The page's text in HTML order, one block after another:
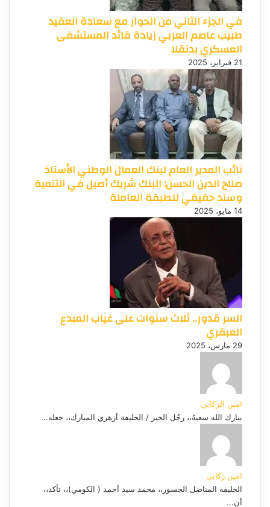
في الجزء الثاني من الحوار مع سعادة العقيد
طبيب عاصم العربي زيادة قائد المستشفى
العسكري بدنقلا
21 فبراير، 2025
نائب المدير العام لبنك العمال الوطني الأستاذ
صلاح الدين الحسن: البنك شريك أصيل في التنمية
وسند حقيقي للطبقة العاملة
14 مايو، 2025
السر قدور.. ثلاث سنوات على غياب المبدع
العبقري
29 مارس، 2025
امين الركابي
يبارك الله سعيهُ،، رجُل الخير / الخليفة أزهري المبارك،، جعله...
امين ركابي
الخليفة المناضل الجسور،، محمد سيد أحمد ( الكومي)،، تأكد،،
أن...